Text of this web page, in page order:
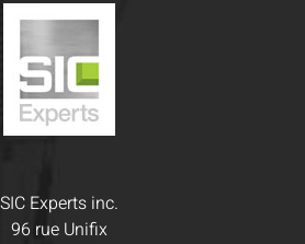
SIC Experts inc.
96 rue Unifix